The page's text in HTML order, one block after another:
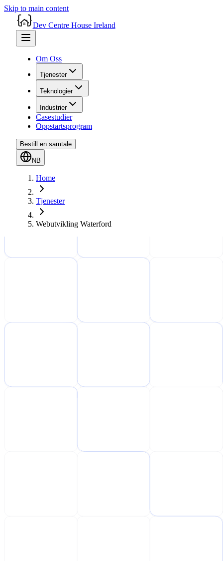
Skip to main content
Dev Centre House Ireland
Om Oss
Tjenester
Teknologier
Industrier
Casestudier
Oppstartsprogram
Bestill en samtale
NB
Home
Tjenester
Webutvikling Waterford